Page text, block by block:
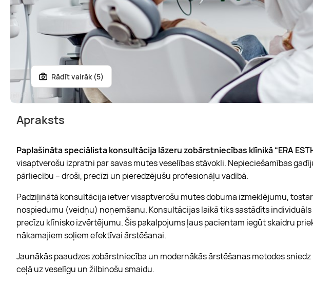
Rādīt vairāk (5)
Apraksts
Paplašināta speciālista konsultācija lāzeru zobārstniecības klīnikā “ERA
visaptverošu izpratni par savas mutes veselības stāvokli. Nepieciešamības
pārliecību – droši, precīzi un pieredzējušu profesionāļu vadībā.
Padziļinātā konsultācija ietver visaptverošu mutes dobuma izmeklējumu,
nospiedumu (veidņu) noņemšanu. Konsultācijas laikā tiks sastādīts
precīzu klīnisko izvērtējumu. Šis pakalpojums ļaus pacientam iegūt skaidru
nākamajiem soļiem efektīvai ārstēšanai.
Jaunākās paaudzes zobārstniecība un modernākās ārstēšanas metodes
ceļā uz veselīgu un žilbinošu smaidu.